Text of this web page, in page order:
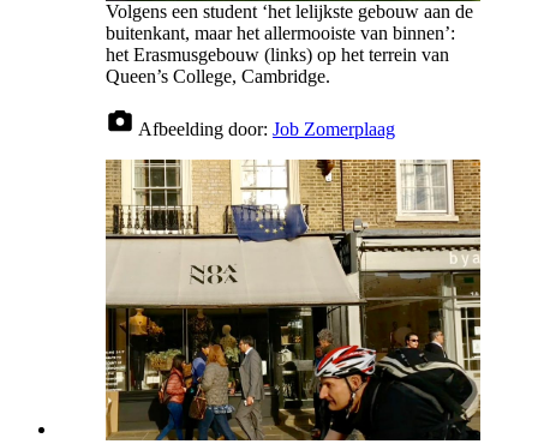
Volgens een student ‘het lelijkste gebouw aan de
buitenkant, maar het allermooiste van binnen’:
het Erasmusgebouw (links) op het terrein van
Queen’s College, Cambridge.
Afbeelding door: Job Zomerplaag